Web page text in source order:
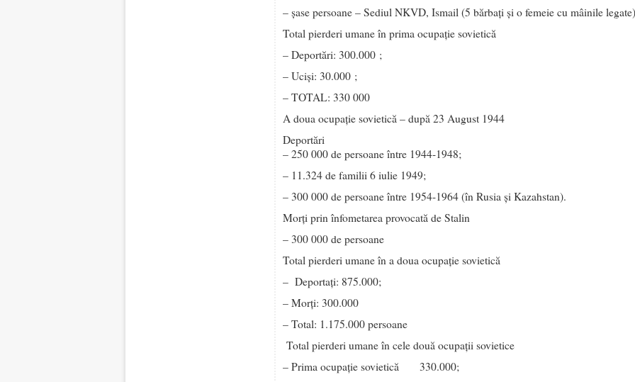
– șase persoane – Sediul NKVD, Ismail (5 bărbați și o femeie cu mâinile
Total pierderi umane în prima ocupație sovietică
– Deportări: 300.000 ;
– Uciși: 30.000 ;
– TOTAL: 330 000
A doua ocupaţie sovietică – după 23 August 1944
Deportări
– 250 000 de persoane între 1944-1948;
– 11.324 de familii 6 iulie 1949;
– 300 000 de persoane între 1954-1964 (în Rusia și Kazahstan).
Morți prin înfometarea provocată de Stalin
– 300 000 de persoane
Total pierderi umane în a doua ocupație sovietică
– Deportați: 875.000;
– Morți: 300.000
– Total: 1.175.000 persoane
Total pierderi umane în cele două ocupaţii sovietice
– Prima ocupație sovietică 330.000;